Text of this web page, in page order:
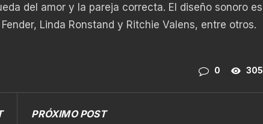
del amor y la pareja correcta. El diseño sonoro es
Linda Ronstand y Ritchie Valens, entre otros.
0 305
PRÓXIMO POST